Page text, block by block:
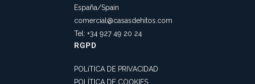
España/Spain
comercial@casasdehitos.com
Tel: +34 927 49 20 24
RGPD
POLíTICA DE PRIVACIDAD
POLÍTICA DE COOKIES